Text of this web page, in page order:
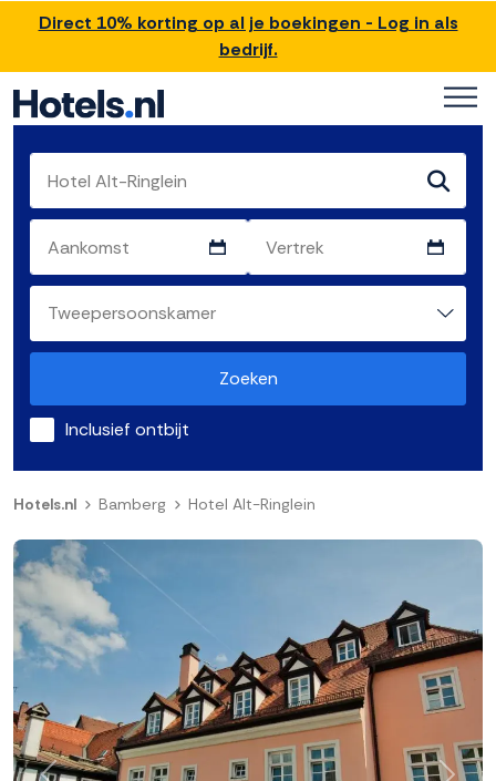
Direct 10% korting op al je boekingen - Log in als
bedrijf.
Zoeken
Inclusief ontbijt
Hotels.nl Bamberg Hotel Alt-Ringlein